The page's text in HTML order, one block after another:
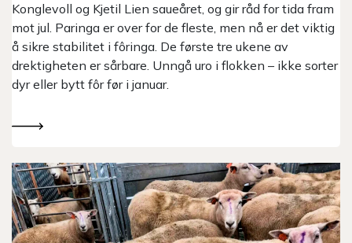
Konglevoll og Kjetil Lien saueåret, og gir råd for tida fram
mot jul. Paringa er over for de fleste, men nå er det viktig
å sikre stabilitet i fôringa. De første tre ukene av
drektigheten er sårbare. Unngå uro i flokken – ikke sorter
dyr eller bytt fôr før i januar.